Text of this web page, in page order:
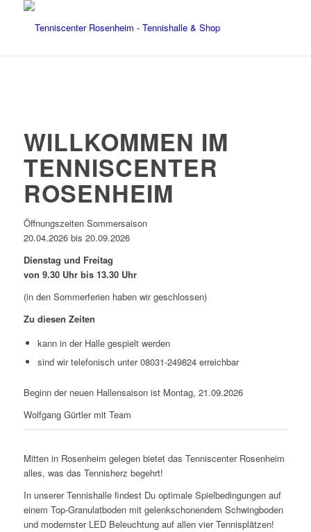
WILLKOMMEN IM
TENNISCENTER
ROSENHEIM
Öffnungszeiten Sommersaison
20.04.2026 bis 20.09.2026
Dienstag und Freitag
von 9.30 Uhr bis 13.30 Uhr
(in den Sommerferien haben wir geschlossen)
Zu diesen Zeiten
kann in der Halle gespielt werden
sind wir telefonisch unter 08031-249824 erreichbar
Beginn der neuen Hallensaison ist Montag, 21.09.2026
Wolfgang Gürtler mit Team
Mitten in Rosenheim gelegen bietet das Tenniscenter Rosenheim
alles, was das Tennisherz begehrt!
In unserer Tennishalle findest Du optimale Spielbedingungen auf
einem Top-Granulatboden mit gelenkschonendem Schwingboden
und modernster LED Beleuchtung auf allen vier Tennisplätzen!